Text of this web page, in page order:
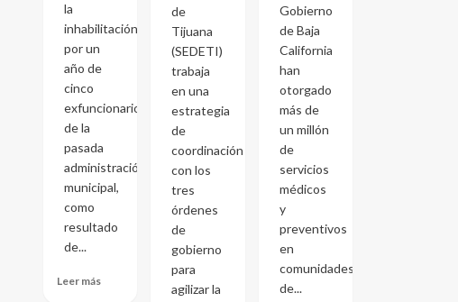
la
inhabilitación
por un
año de
cinco
exfuncionarios
de la
pasada
administración
municipal,
como
resultado
de...
Leer más
de
Tijuana
(SEDETI)
trabaja
en una
estrategia
de
coordinación
con los
tres
órdenes
de
gobierno
para
agilizar la
Gobierno
de Baja
California
han
otorgado
más de
un millón
de
servicios
médicos
y
preventivos
en
comunidades
de...